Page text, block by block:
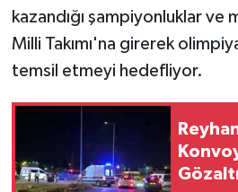
kazandığı şampiyonluklar ve
Milli Takımı'na girerek
temsil etmeyi hedefliyor.